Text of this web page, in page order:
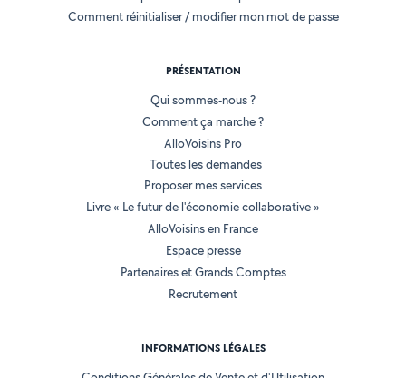
Comment réinitialiser / modifier mon mot de passe
PRÉSENTATION
Qui sommes-nous ?
Comment ça marche ?
AlloVoisins Pro
Toutes les demandes
Proposer mes services
Livre « Le futur de l'économie collaborative »
AlloVoisins en France
Espace presse
Partenaires et Grands Comptes
Recrutement
INFORMATIONS LÉGALES